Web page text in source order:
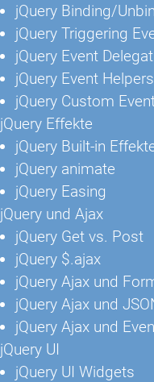
jQuery Binding/
jQuery Triggering
jQuery Event
jQuery Event Helpers
jQuery Custom
jQuery Effekte
jQuery Built-in
jQuery animate
jQuery Easing
jQuery und Ajax
jQuery Get vs. Post
jQuery $.ajax
jQuery Ajax und
jQuery Ajax und
jQuery Ajax und
jQuery UI
jQuery UI Widgets